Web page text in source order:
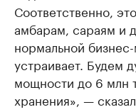
Соответственно,
амбарам, сараям и
нормальной
устраивает. Будем
мощности до 6 млн
хранения», —